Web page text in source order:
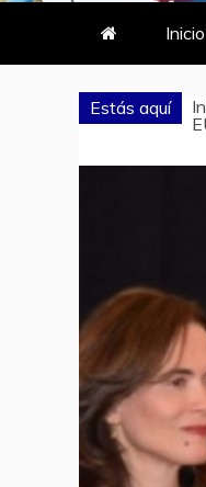
DONDEInicio
Estás aquí